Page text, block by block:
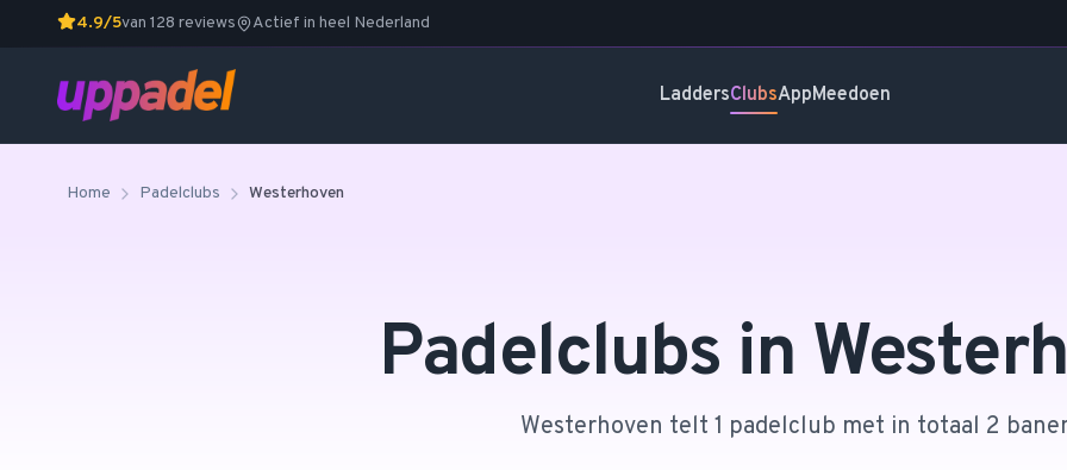
4.9/5van 128 reviews Actief in heel Nederland
LaddersClubsAppMeedoen
Home Padelclubs Westerhoven
Padelclubs in
Westerhoven telt 1 padelclub met in totaal 2